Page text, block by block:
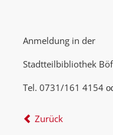
Anmeldung in der
Stadtteilbibliothek
Tel. 0731/161 4154
Zurück